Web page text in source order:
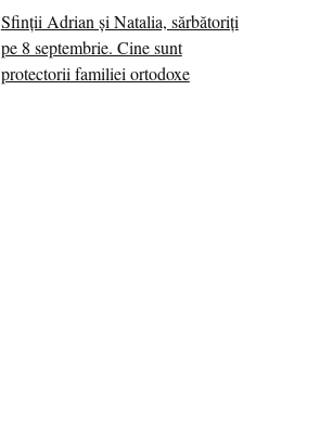
Sfinții Adrian și Natalia, sărbătoriți
pe 8 septembrie. Cine sunt
protectorii familiei ortodoxe